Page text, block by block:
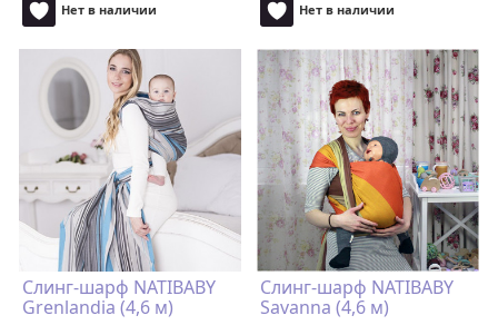
Нет в наличии Нет в наличии
Слинг-шарф NATIBABY
Grenlandia (4,6 м)
Слинг-шарф NATIBABY
Savanna (4,6 м)